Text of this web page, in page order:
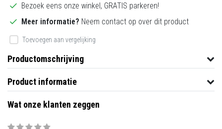
Bezoek eens onze winkel, GRATIS parkeren!
Meer informatie? Neem contact op over dit product
Toevoegen aan vergelijking
Productomschrijving
Product informatie
Wat onze klanten zeggen